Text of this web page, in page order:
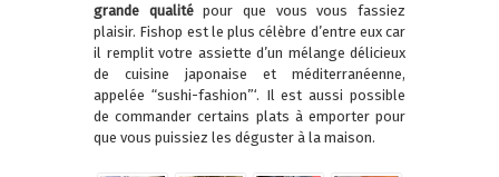
grande qualitépour que vous vous fassiez
plaisir. Fishop est le plus célèbre d’entre eux car
il remplit votre assiette d’un mélange délicieux
de cuisine japonaise et méditerranéenne,
appelée “sushi-fashion”‘. Il est aussi possible
de commander certains plats à emporter pour
que vous puissiez les déguster à la maison.